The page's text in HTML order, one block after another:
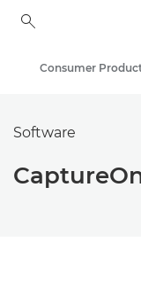
Consumer
Software